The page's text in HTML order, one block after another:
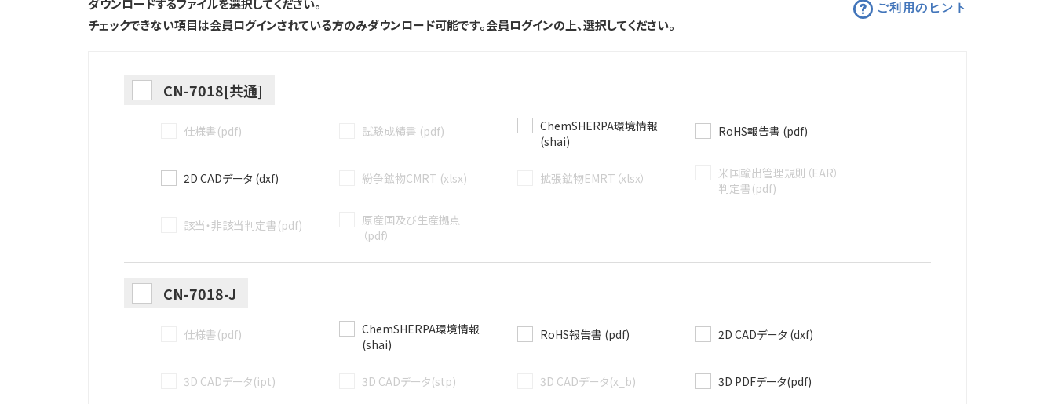
ダウンロードするファイルを選択してください。
チェックできない項目は会員ログインされている方のみダウンロード可能です。会員ログインの上、選択してください。
ご利用のヒント
CN-7018[共通]
仕様書(pdf) 試験成績書 (pdf)
ChemSHERPA環境情報
(shai)
RoHS報告書 (pdf)
2D CADデータ (dxf) 紛争鉱物CMRT (xlsx) 拡張鉱物EMRT（xlsx）
米国輸出管理規則（EAR）
判定書(pdf)
該当・非該当判定書(pdf)
原産国及び生産拠点
（pdf）
CN-7018-J
仕様書(pdf)
ChemSHERPA環境情報
(shai)
RoHS報告書 (pdf) 2D CADデータ (dxf)
3D CADデータ(ipt) 3D CADデータ(stp) 3D CADデータ(x_b) 3D PDFデータ(pdf)